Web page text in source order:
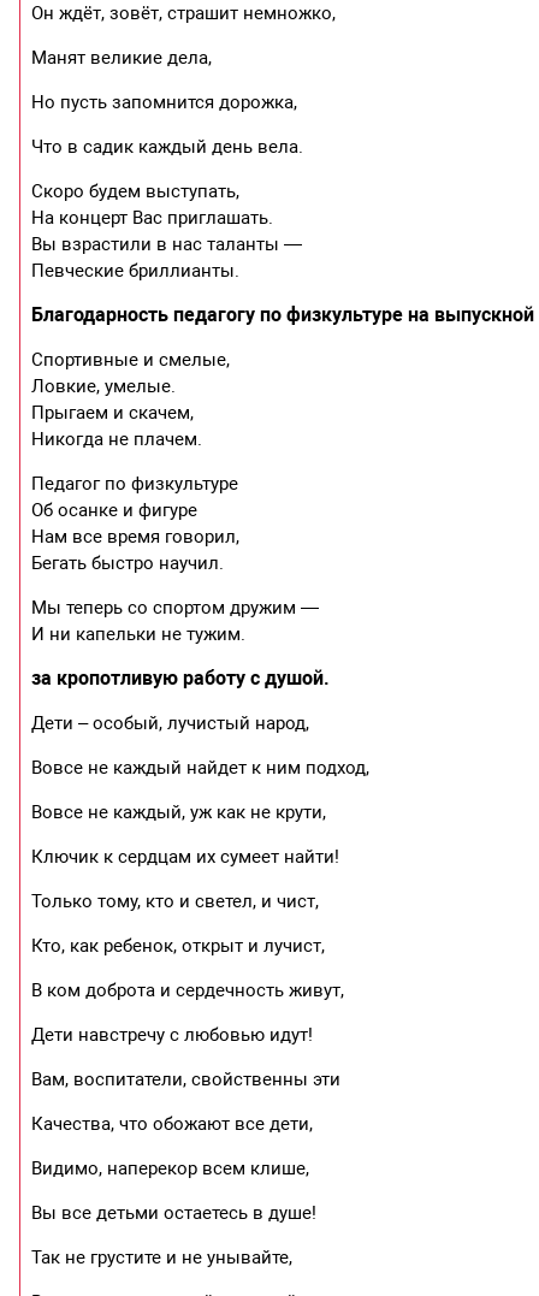
Он ждёт, зовёт, страшит немножко,
Манят великие дела,
Но пусть запомнится дорожка,
Что в садик каждый день вела.
Скоро будем выступать,
На концерт Вас приглашать.
Вы взрастили в нас таланты —
Певческие бриллианты.
Благодарность педагогу по физкультуре на
Спортивные и смелые,
Ловкие, умелые.
Прыгаем и скачем,
Никогда не плачем.
Педагог по физкультуре
Об осанке и фигуре
Нам все время говорил,
Бегать быстро научил.
Мы теперь со спортом дружим —
И ни капельки не тужим.
за кропотливую работу с душой.
Дети – особый, лучистый народ,
Вовсе не каждый найдет к ним подход,
Вовсе не каждый, уж как не крути,
Ключик к сердцам их сумеет найти!
Только тому, кто и светел, и чист,
Кто, как ребенок, открыт и лучист,
В ком доброта и сердечность живут,
Дети навстречу с любовью идут!
Вам, воспитатели, свойственны эти
Качества, что обожают все дети,
Видимо, наперекор всем клише,
Вы все детьми остаетесь в душе!
Так не грустите и не унывайте,